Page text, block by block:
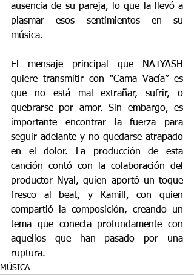
ausencia de su pareja, lo que la llevó a
plasmar esos sentimientos en su
música.
El mensaje principal que NATYASH
quiere transmitir con "Cama Vacía” es
que no está mal extrañar, sufrir, o
quebrarse por amor. Sin embargo, es
importante encontrar la fuerza para
seguir adelante y no quedarse atrapado
en el dolor. La producción de esta
canción contó con la colaboración del
productor Nyal, quien aportó un toque
fresco al beat, y Kamill, con quien
compartió la composición, creando un
tema que conecta profundamente con
aquellos que han pasado por una
ruptura.
MÚSICA